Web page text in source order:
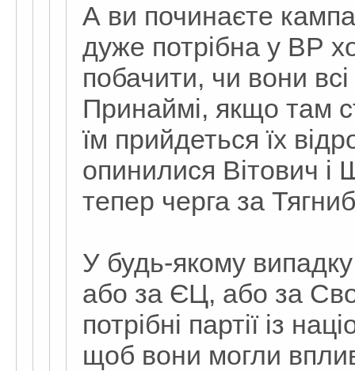
А ви починаєте
дуже потрібна у ВР
побачити, чи вони
Принаймі, якщо там
їм прийдеться їх
опинилися Вітович
тепер черга за
У будь-якому
або за ЄЦ, або за
потрібні партії із
щоб вони могли